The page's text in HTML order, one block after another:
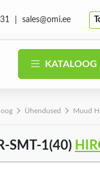
sales@omi.ee
KATALOOG
Ühendused Muud
SMT-1(40)